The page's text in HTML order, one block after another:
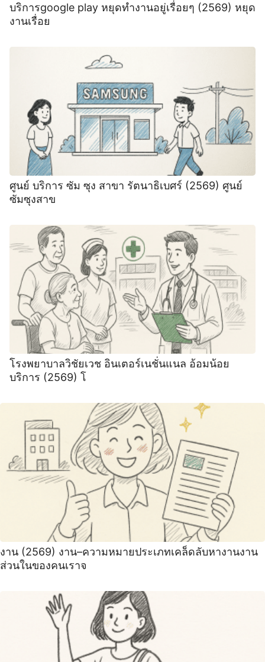
บริการgoogle play หยุดทํางานอยู่เรื่อยๆ (2569) หยุด
งานเรื่อย
ศูนย์ บริการ ซัม ซุง สาขา รัตนาธิเบศร์ (2569) ศูนย์
ซัมซุงสาข
โรงพยาบาลวิชัยเวช อินเตอร์เนชั่นแนล อ้อมน้อย
บริการ (2569) โ
งาน (2569) งาน–ความหมายประเภทเคล็ดลับหางานงาน
ส่วนในของคนเราจ